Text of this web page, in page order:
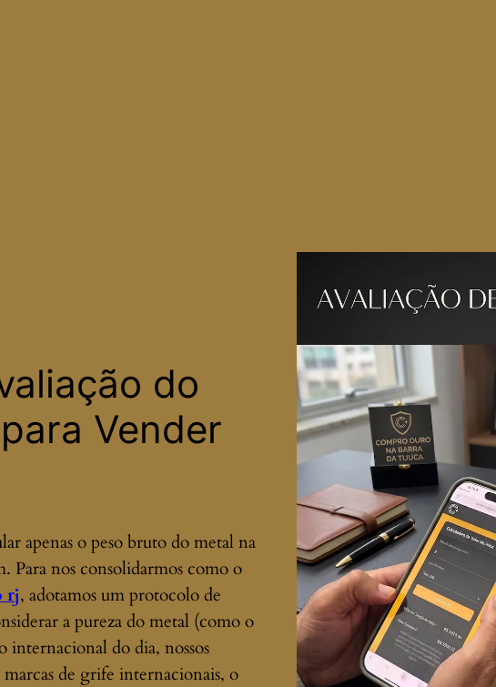
do
Vender
apenas o peso bruto do metal na
Para nos consolidarmos como o
rj, adotamos um protocolo de
a pureza do metal (como o
internacional do dia, nossos
marcas de grife internacionais, o